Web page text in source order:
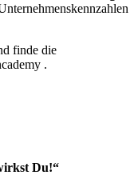
finde die
.
Du!“